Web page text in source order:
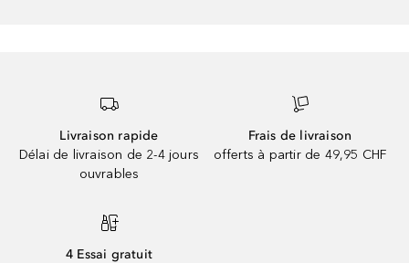
Livraison rapide
Délai de livraison de 2-4 jours
ouvrables
Frais de livraison
offerts à partir de 49,95 CHF
4 Essai gratuit